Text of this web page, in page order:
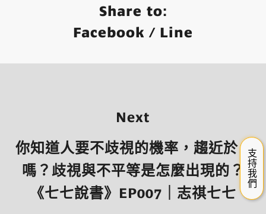
Share to:
Facebook / Line
Next
你知道人要不歧視的機率，趨近於 0
嗎？歧視與不平等是怎麼出現的？
《七七說書》EP007｜志祺七七
支持我們